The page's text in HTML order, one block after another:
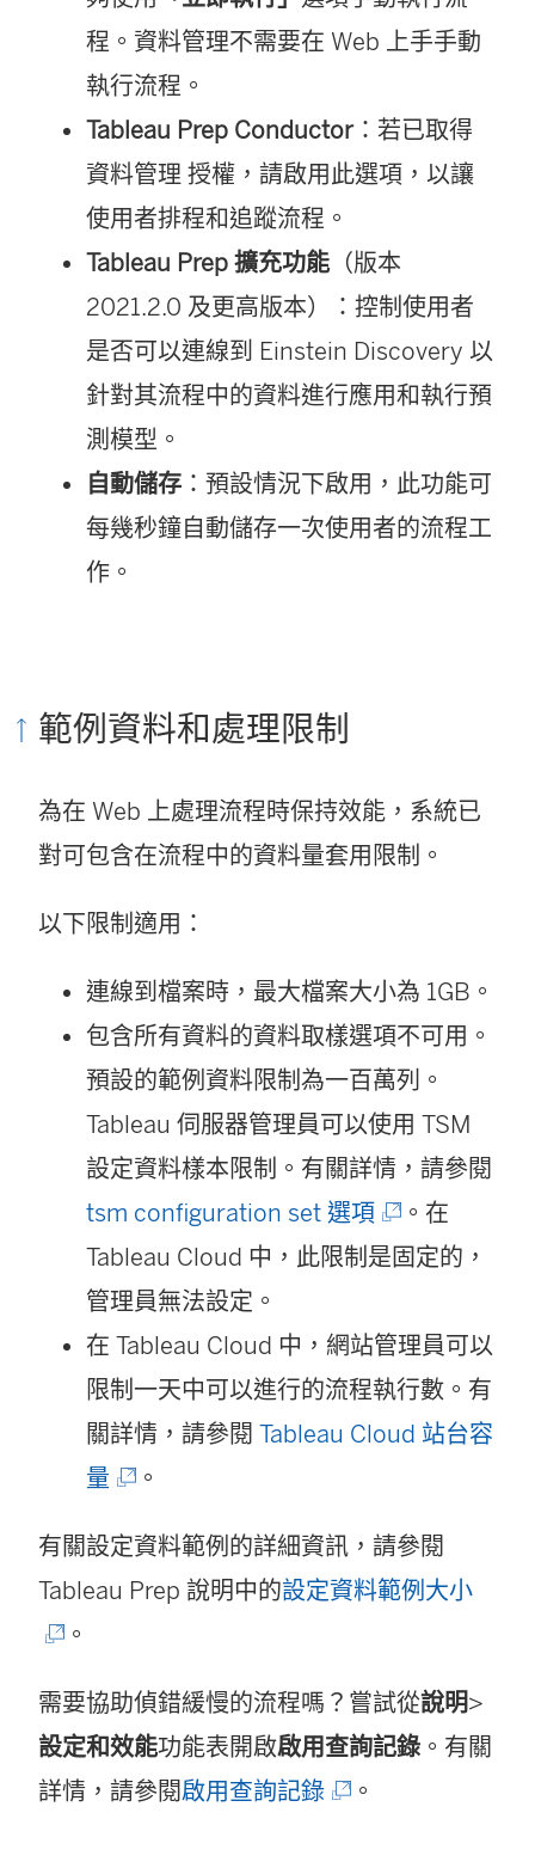
開
啟
程。 資料管理不需要在 Web 上手手動
執行流程。
Tableau Prep Conductor：若已取得
資料管理 授權，請啟用此選項，以讓
使用者排程和追蹤流程。
Tableau Prep 擴充功能（版本
2021.2.0 及更高版本）：控制使用者
是否可以連線到 Einstein Discovery 以
針對其流程中的資料進行應用和執行預
測模型。
自動儲存 ：預設情況下啟用，此功能可
每幾秒鐘自動儲存一次使用者的流程工
作。
範例資料和處理限制
為在 Web 上處理流程時保持效能，系統已
對可包含在流程中的資料量套用限制。
以下限制適用：
連線到檔案時，最大檔案大小為 1GB。
包含所有資料的資料取樣選項不可用。
預設的範例資料限制為一百萬列。
Tableau 伺服器管理員可以使用 TSM
設定資料樣本限制。有關詳情，請參閱
tsm configuration set 選項(
連
在
新
視
啟
。在
Tableau Cloud 中，此限制是固定的，
管理員無法設定。
在 Tableau Cloud 中，網站管理員可以
限制一天中可以進行的流程執行數。有
關詳情，請參閱 Tableau Cloud 站台容
量 (
結
視
窗
開
。
有關設定資料範例的詳細資訊，請參閱
Tableau Prep 說明中的設定資料範例大小(
新
。
需要協助偵錯緩慢的流程嗎？嘗試從說明>
設定和效能功能表開啟啟用查詢記錄 。有關
詳情，請參閱啟用查詢記錄(
。